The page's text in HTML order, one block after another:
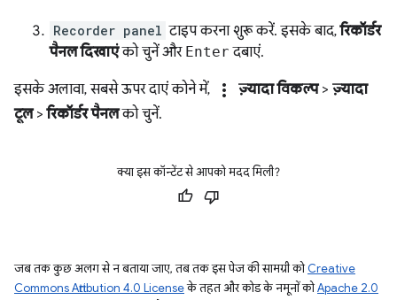
Recorder panel टाइप करना शुरू करें. इसके बाद,रिकॉर्डर
पैनल दिखाएंको चुनें और Enter दबाएं.
इसके अलावा, सबसे ऊपर दाएं कोने में, more_vert ज़्यादा विकल्प> ज़्यादा
टूल>रिकॉर्डर पैनलको चुनें.
क्या इस कॉन्टेंट से आपको मदद मिली?
जब तक कुछ अलग से न बताया जाए, तब तक इस पेज की सामग्री कोCreative
Commons Attribution 4.0 Licenseके तहत और कोड के नमूनों कोApache 2.0